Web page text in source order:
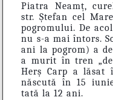
Piatra Neamț,
str. Ștefan cel
pogromului. De
nu s-a mai întors.
ani la pogrom) a
a murit în tren
Herș Carp a lăsat
născută în 15
tată la 12 ani.